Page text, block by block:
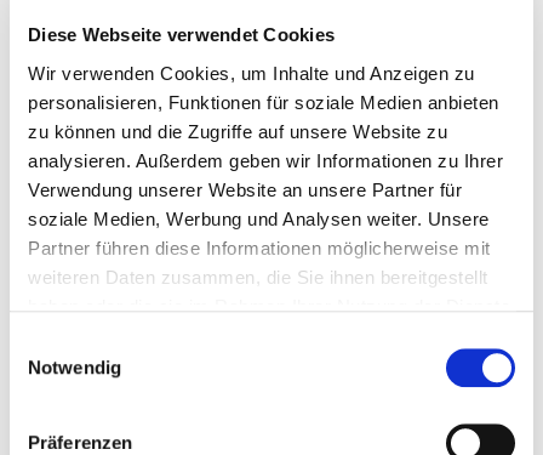
Diese Webseite verwendet Cookies
Wir verwenden Cookies, um Inhalte und Anzeigen zu
personalisieren, Funktionen für soziale Medien anbieten
zu können und die Zugriffe auf unsere Website zu
analysieren. Außerdem geben wir Informationen zu Ihrer
Verwendung unserer Website an unsere Partner für
soziale Medien, Werbung und Analysen weiter. Unsere
Partner führen diese Informationen möglicherweise mit
weiteren Daten zusammen, die Sie ihnen bereitgestellt
Notwendig
Präferenzen
Tel.:04131-60-220